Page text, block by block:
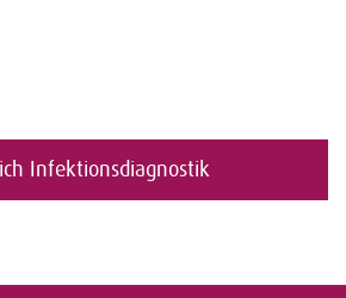
Infektionsdiagnostik